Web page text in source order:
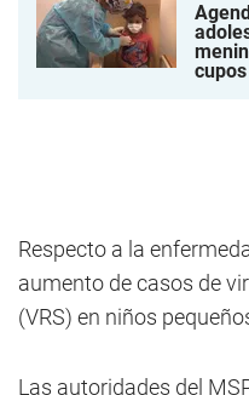
Respecto a la
aumento de casos de
(VRS) en niños
Las autoridades del